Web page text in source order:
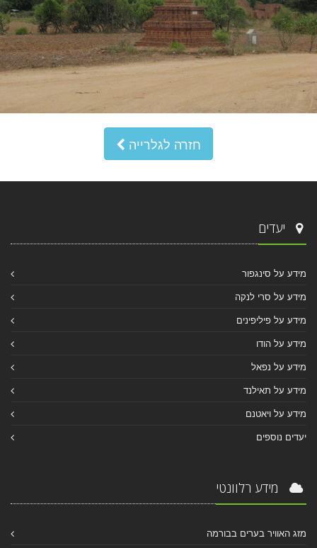
חזרה לגלרייה
יעדים
מידע על סינגפור
מידע על סרי לנקה
מידע על פיליפינים
מידע על הודו
מידע על נפאל
מידע על תאילנד
מידע על ויאטנם
יעדים נוספים
מידע רלוונטי
מזג האוויר בערים בבורמה